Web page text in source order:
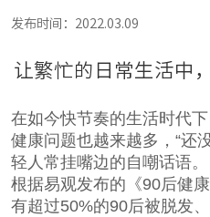
发布时间：2022.03.09
让繁忙的日常生活中
在如今快节奏的生活时代
健康问题也越来越多，“还
轻人常挂嘴边的自嘲话语。
根据易观发布的《90后健
有超过50%的90后被脱发